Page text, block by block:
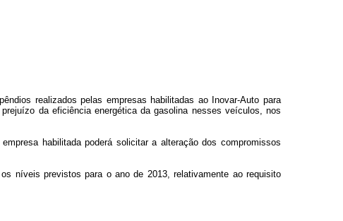
realizados pelas empresas habilitadas ao Inovar-Auto para
da eficiência energética da gasolina nesses veículos, nos
habilitada poderá solicitar a alteração dos compromissos
níveis previstos para o ano de 2013, relativamente ao requisito